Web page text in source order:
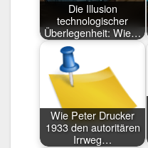
Die Illusion
technologischer
Überlegenheit: Wie…
Wie Peter Drucker
1933 den autoritären
Irrweg…